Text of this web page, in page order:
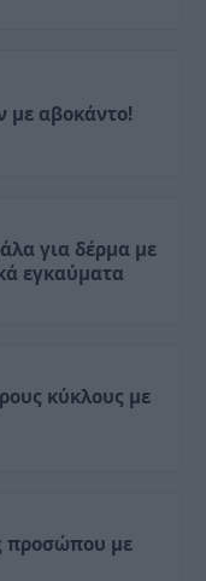
με αβοκάντο!
για δέρμα με
εγκαύματα
κύκλους με
προσώπου με